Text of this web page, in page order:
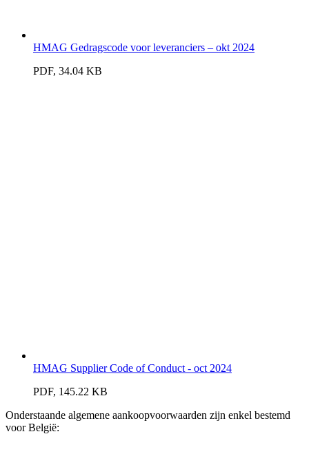
HMAG Gedragscode voor leveranciers – okt 2024
PDF, 34.04 KB
HMAG Supplier Code of Conduct - oct 2024
PDF, 145.22 KB
Onderstaande algemene aankoopvoorwaarden zijn enkel bestemd
voor België: